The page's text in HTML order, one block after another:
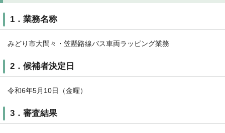
1．業務名称
みどり市大間々・笠懸路線バス車両ラッピング業務
2．候補者決定日
令和6年5月10日（金曜）
3．審査結果